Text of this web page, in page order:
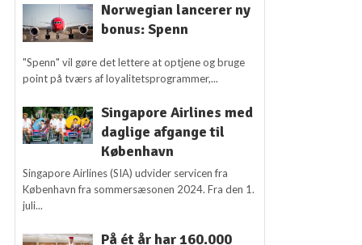
Norwegian lancerer ny
bonus: Spenn
"Spenn" vil gøre det lettere at optjene og bruge
point på tværs af loyalitetsprogrammer,...
Singapore Airlines med
daglige afgange til
København
Singapore Airlines (SIA) udvider servicen fra
København fra sommersæsonen 2024. Fra den 1.
juli...
På ét år har 160.000